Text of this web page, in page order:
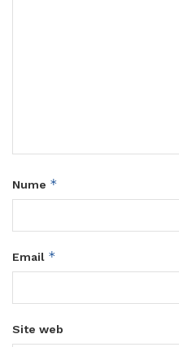
Nume *
Email *
Site web